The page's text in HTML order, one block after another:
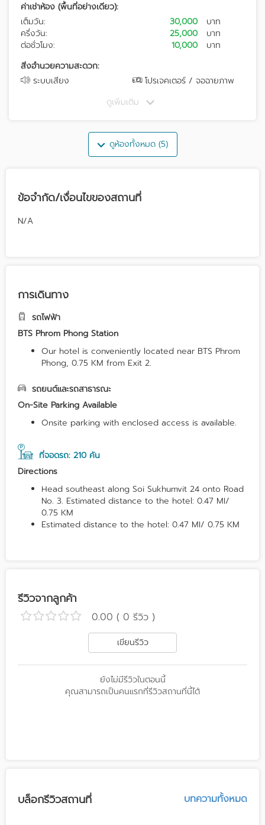
ค่าเช่าห้อง (พื้นที่อย่างเดียว):
เต็มวัน:
30,000
บาท
ครึ่งวัน:
25,000
บาท
ต่อชั่วโมง:
10,000
บาท
สิ่งอำนวยความสะดวก:
ระบบเสียง
โปรเจคเตอร์ / จอฉายภาพ
ดูเพิ่มเติม
ดูห้องทั้งหมด (5)
ข้อจำกัด/เงื่อนไขของสถานที่
N/A
การเดินทาง
รถไฟฟ้า
BTS Phrom Phong Station
Our hotel is conveniently located near BTS Phrom
Phong, 0.75 KM from Exit 2.
รถยนต์และรถสาธารณะ
On-Site Parking Available
Onsite parking with enclosed access is available.
ที่จอดรถ: 210 คัน
Directions
Head southeast along Soi Sukhumvit 24 onto Road
No. 3. Estimated distance to the hotel: 0.47 MI/
0.75 KM
Estimated distance to the hotel: 0.47 MI/ 0.75 KM
รีวิวจากลูกค้า
0.00 ( 0 รีวิว )
เขียนรีวิว
ยังไม่มีรีวิวในตอนนี้
คุณสามารถเป็นคนแรกที่รีวิวสถานที่นี้ได้
บล็อกรีวิวสถานที่ บทความทั้งหมด